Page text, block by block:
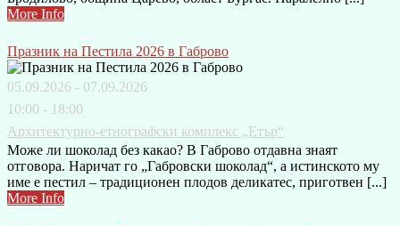
More Info
Празник на Пестила 2026 в Габрово
05.09.2026 - 07.09.2026
10:00 - 18:00
Архитектурно-етнографски комплекс „Етър“
Може ли шоколад без какао? В Габрово отдавна знаят
отговора. Наричат го „Габровски шоколад“, а истинското му
име е пестил – традиционен плодов деликатес, приготвен [...]
More Info